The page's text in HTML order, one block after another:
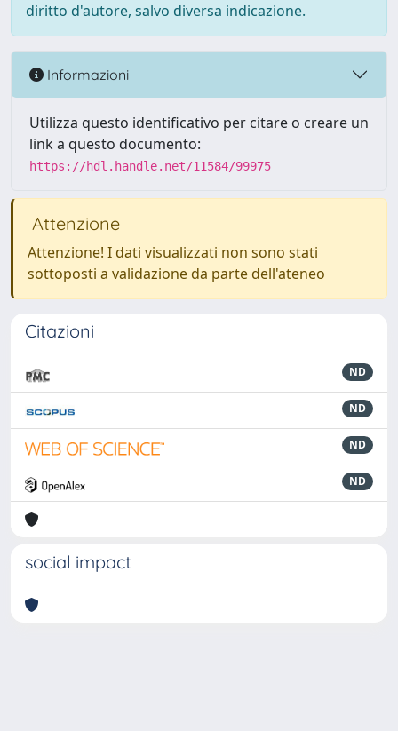
diritto d'autore, salvo diversa indicazione.
Informazioni
Utilizza questo identificativo per citare o creare un
link a questo documento:
https://hdl.handle.net/11584/99975
Attenzione
Attenzione! I dati visualizzati non sono stati
sottoposti a validazione da parte dell'ateneo
Citazioni
ND
ND
ND
ND
social impact